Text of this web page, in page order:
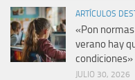
ARTÍCULOS
«Pon
verano hay
condiciones»
JULIO 30, 2026